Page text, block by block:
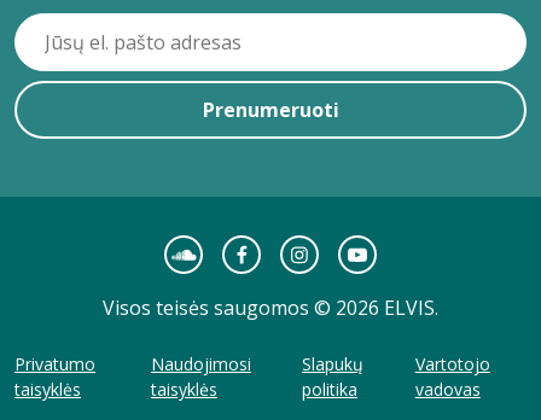
Prenumeruoti
Visos teisės saugomos © 2026 ELVIS.
Privatumo
taisyklės
Naudojimosi
taisyklės
Slapukų
politika
Vartotojo
vadovas